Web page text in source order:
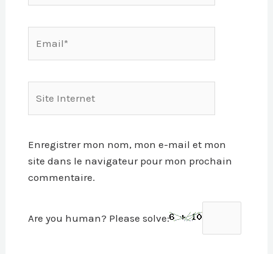
Internet
Enregistrer mon nom, mon e-mail et mon
site dans le navigateur pour mon prochain
commentaire.
Are you human? Please solve: